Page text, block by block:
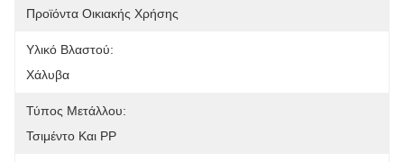
Προϊόντα Οικιακής Χρήσης
Υλικό Βλαστού:
Χάλυβα
Τύπος Μετάλλου:
Τσιμέντο Και PP